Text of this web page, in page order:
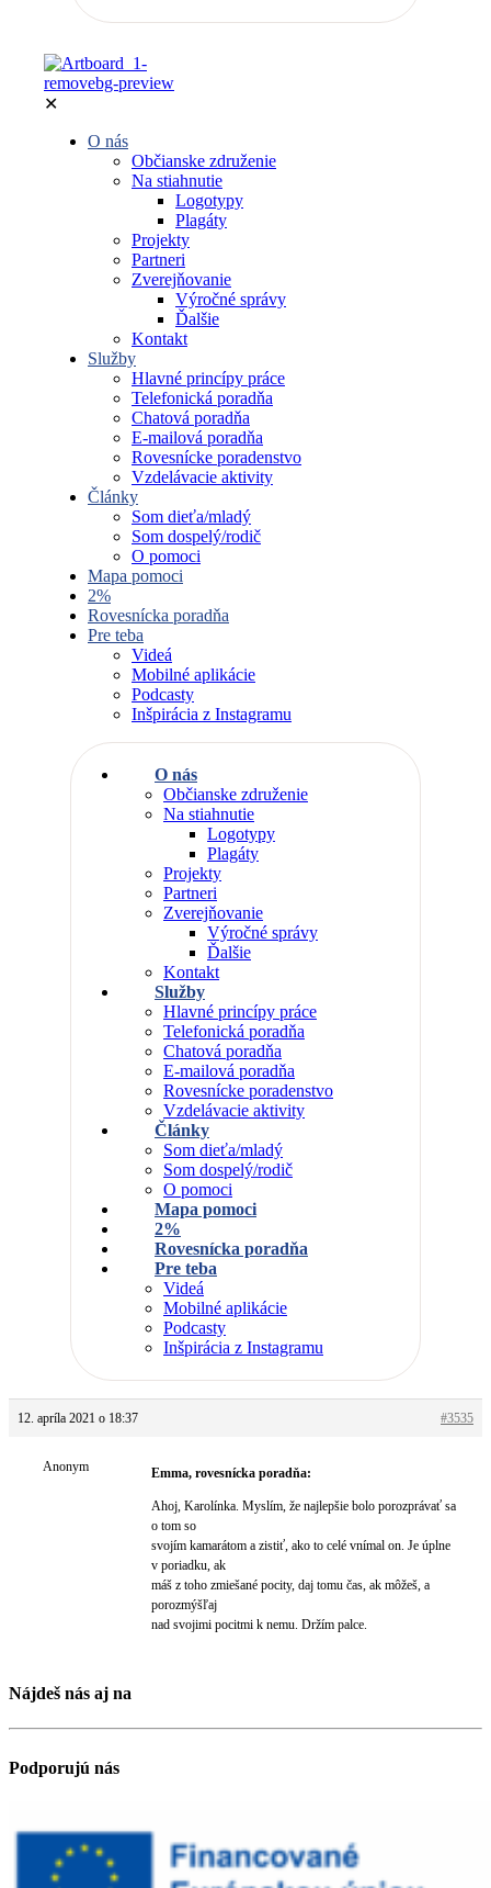
✕
O nás
Občianske združenie
Na stiahnutie
Logotypy
Plagáty
Projekty
Partneri
Zverejňovanie
Výročné správy
Ďalšie
Kontakt
Služby
Hlavné princípy práce
Telefonická poradňa
Chatová poradňa
E-mailová poradňa
Rovesnícke poradenstvo
Vzdelávacie aktivity
Články
Som dieťa/mladý
Som dospelý/rodič
O pomoci
Mapa pomoci
2%
Rovesnícka poradňa
Pre teba
Videá
Mobilné aplikácie
Podcasty
Inšpirácia z Instagramu
O nás
Občianske združenie
Na stiahnutie
Logotypy
Plagáty
Projekty
Partneri
Zverejňovanie
Výročné správy
Ďalšie
Kontakt
Služby
Hlavné princípy práce
Telefonická poradňa
Chatová poradňa
E-mailová poradňa
Rovesnícke poradenstvo
Vzdelávacie aktivity
Články
Som dieťa/mladý
Som dospelý/rodič
O pomoci
Mapa pomoci
2%
Rovesnícka poradňa
Pre teba
Videá
Mobilné aplikácie
Podcasty
Inšpirácia z Instagramu
12. apríla 2021 o 18:37 #3535
Anonym Emma, rovesnícka poradňa:
Ahoj, Karolínka. Myslím, že najlepšie bolo porozprávať sa
o tom so
svojím kamarátom a zistiť, ako to celé vnímal on. Je úplne
v poriadku, ak
máš z toho zmiešané pocity, daj tomu čas, ak môžeš, a
porozmýšľaj
nad svojimi pocitmi k nemu. Držím palce.
Nájdeš nás aj na
Podporujú nás